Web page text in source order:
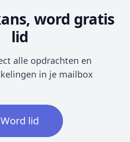
word gratis
lid
alle opdrachten en
in je mailbox
Word lid